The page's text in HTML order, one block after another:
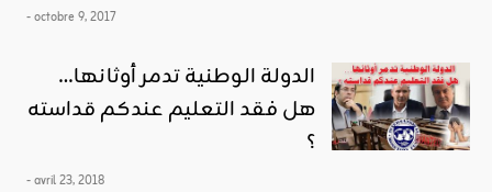
- octobre 9, 2017
الدولة الوطنية تدمر أوثانها…
هل فقد التعليم عندكم قداسته
؟
- avril 23, 2018